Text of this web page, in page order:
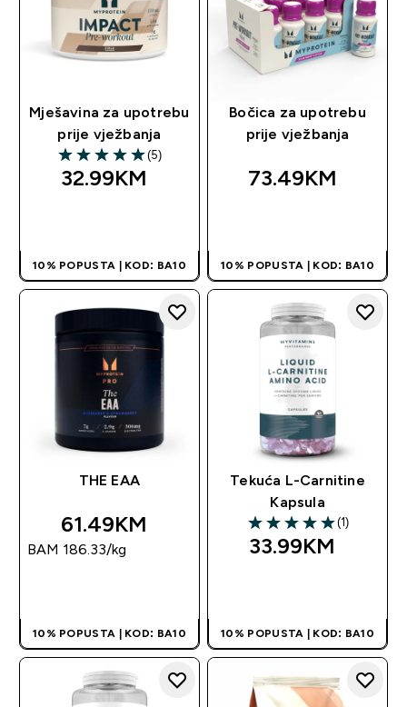
Mješavina za upotrebu
prije vježbanja
5 out of 5 stars
(5)
32.99KM‎
10% POPUSTA | KOD: BA10
Bočica za upotrebu
prije vježbanja
73.49KM‎
10% POPUSTA | KOD: BA10
THE EAA
61.49KM‎
BAM 186.33‎/kg
10% POPUSTA | KOD: BA10
Tekuća L-Carnitine
Kapsula
5 out of 5 stars
(1)
33.99KM‎
10% POPUSTA | KOD: BA10